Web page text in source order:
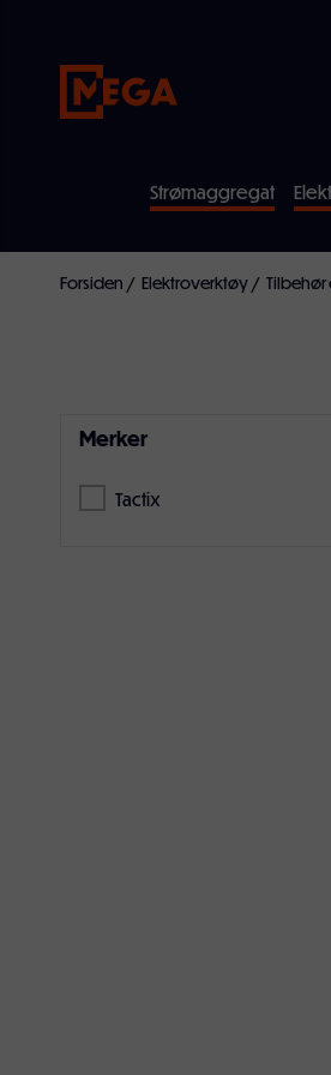
Strømaggregat
Forsiden / Elektroverktøy / Tilbehør
Merker
Tactix